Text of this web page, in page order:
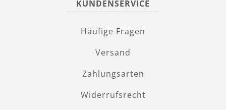
KUNDENSERVICE
Häufige Fragen
Versand
Zahlungsarten
Widerrufsrecht